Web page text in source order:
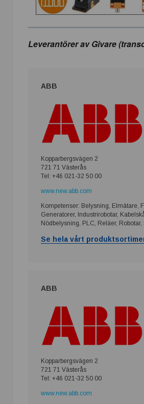
Leverantörer av Givare
ABB
Kopparbergsvägen 2
721 71 Västerås
Tel: +46 021-32 50 00
www.new.abb.com
Kompetenser: Belysning, Elmätare,
Generatorer, Industrirobotar,
Nödbelysning, PLC, Reläer, Robotar,
Se hela vårt
ABB
Kopparbergsvägen 2
721 71 Västerås
Tel: +46 021-32 50 00
www.new.abb.com